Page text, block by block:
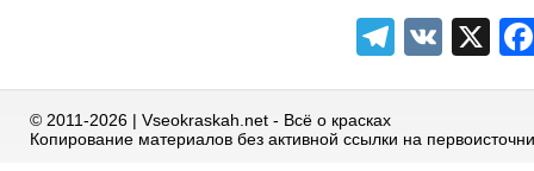
VK X
© 2011-2026 | Vseokraskah.net - Всё о красках
Копирование материалов без активной ссылки на